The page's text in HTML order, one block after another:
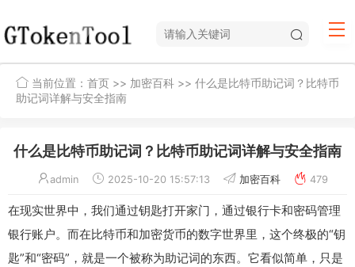
当前位置： 首页 >> 加密百科 >> 什么是比特币助记词？比特币
助记词详解与安全指南
什么是比特币助记词？比特币助记词详解与安全指南
admin 2025-10-20 15:57:13 加密百科 479
在现实世界中，我们通过钥匙打开家门，通过银行卡和密码管理
银行账户。而在比特币和加密货币的数字世界里，这个终极的“钥
匙”和“密码”，就是一个被称为助记词的东西。它看似简单，只是